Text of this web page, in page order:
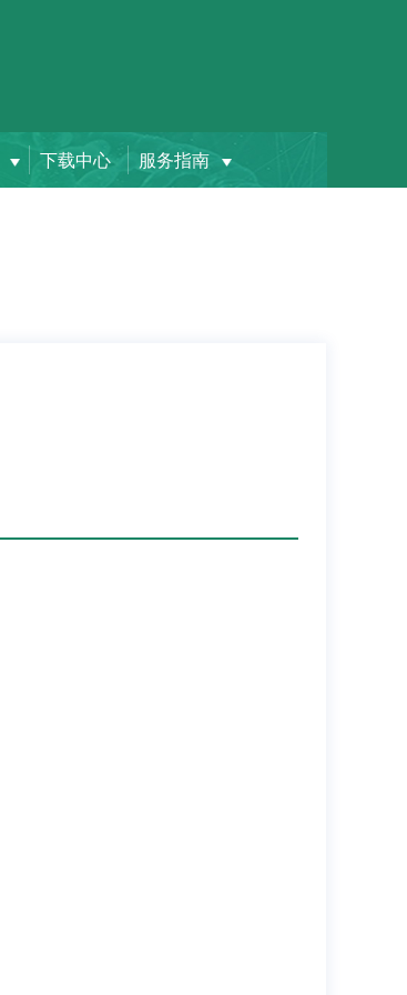
下载中心 服务指南